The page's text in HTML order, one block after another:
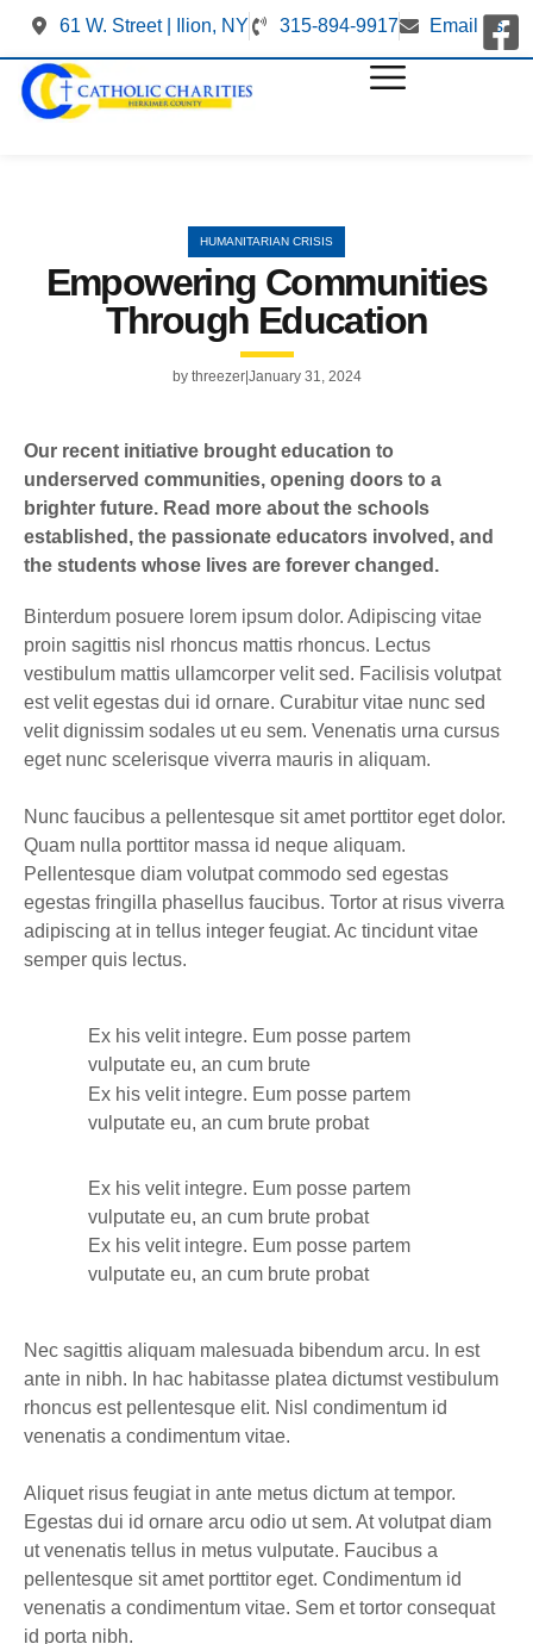
61 W. Street | Ilion, NY 315-894-9917 Email us
HUMANITARIAN CRISIS
Empowering Communities
Through Education
by threezer January 31, 2024
Our recent initiative brought education to
underserved communities, opening doors to a
brighter future. Read more about the schools
established, the passionate educators involved, and
the students whose lives are forever changed.
Binterdum posuere lorem ipsum dolor. Adipiscing vitae
proin sagittis nisl rhoncus mattis rhoncus. Lectus
vestibulum mattis ullamcorper velit sed. Facilisis volutpat
est velit egestas dui id ornare. Curabitur vitae nunc sed
velit dignissim sodales ut eu sem. Venenatis urna cursus
eget nunc scelerisque viverra mauris in aliquam.
Nunc faucibus a pellentesque sit amet porttitor eget dolor.
Quam nulla porttitor massa id neque aliquam.
Pellentesque diam volutpat commodo sed egestas
egestas fringilla phasellus faucibus. Tortor at risus viverra
adipiscing at in tellus integer feugiat. Ac tincidunt vitae
semper quis lectus.
Ex his velit integre. Eum posse partem
vulputate eu, an cum brute
Ex his velit integre. Eum posse partem
vulputate eu, an cum brute probat
Ex his velit integre. Eum posse partem
vulputate eu, an cum brute probat
Ex his velit integre. Eum posse partem
vulputate eu, an cum brute probat
Nec sagittis aliquam malesuada bibendum arcu. In est
ante in nibh. In hac habitasse platea dictumst vestibulum
rhoncus est pellentesque elit. Nisl condimentum id
venenatis a condimentum vitae.
Aliquet risus feugiat in ante metus dictum at tempor.
Egestas dui id ornare arcu odio ut sem. At volutpat diam
ut venenatis tellus in metus vulputate. Faucibus a
pellentesque sit amet porttitor eget. Condimentum id
venenatis a condimentum vitae. Sem et tortor consequat
id porta nibh.